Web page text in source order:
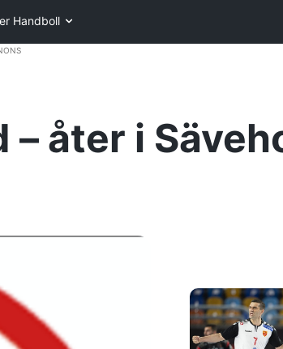
Handboll
– åter i